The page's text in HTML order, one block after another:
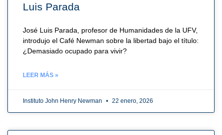
Luis Parada
José Luis Parada, profesor de Humanidades de la UFV,
introdujo el Café Newman sobre la libertad bajo el título:
¿Demasiado ocupado para vivir?
LEER MÁS »
Instituto John Henry Newman 22 enero, 2026